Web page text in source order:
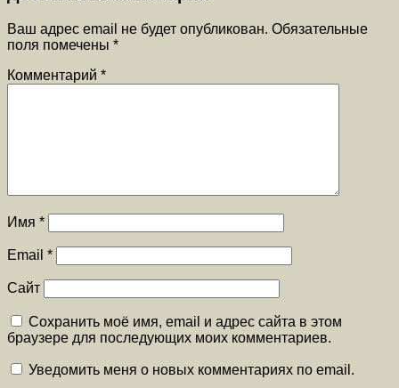
Ваш адрес email не будет опубликован. Обязательные
поля помечены *
Комментарий *
Имя *
Email *
Сайт
Сохранить моё имя, email и адрес сайта в этом
браузере для последующих моих комментариев.
Уведомить меня о новых комментариях по email.